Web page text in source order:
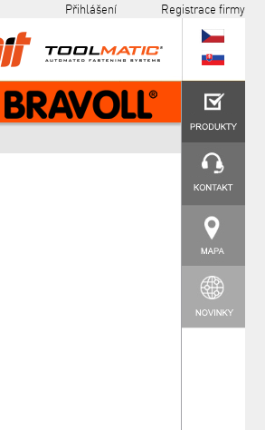
Přihlášení
Registrace firmy